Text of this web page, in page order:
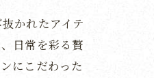
かれたアイテ
日常を彩る贅
にこだわった